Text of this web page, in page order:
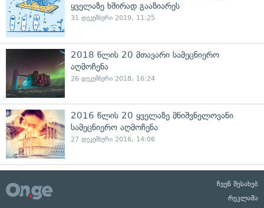
ყველაზე ხშირად გააზიარეს
31 დეკემბერი 2019, 11:25
2018 წლის 20 მთავარი სამეცნიერო
აღმოჩენა
26 დეკემბერი 2018, 16:24
2016 წლის 20 ყველაზე მნიშვნელოვანი
სამეცნიერო აღმოჩენა
27 დეკემბერი 2016, 14:06
ჩვენ შესახებ
რეკლამა